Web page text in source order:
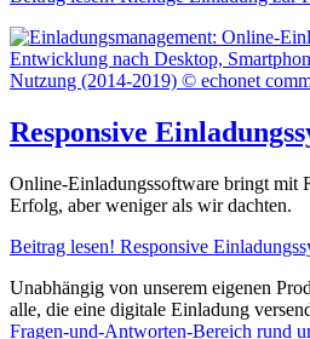
Responsive
Online-Einladungssoftware bringt mit
Erfolg, aber weniger als wir dachten.
Beitrag lesen! Responsive
Unabhängig von unserem eigenen
alle, die eine digitale Einladung
Fragen-und-Antworten-Bereich rund